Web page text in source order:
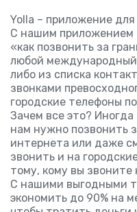
Yolla – приложение
С нашим приложением
«как позвонить за
любой международный
либо из списка
звонками
городские телефоны
Зачем все это?
нам нужно позвонить
интернета или даже
звонить и на
тому, кому вы
С нашими выгодными
экономить до 90% на